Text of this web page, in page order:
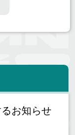
お知らせ